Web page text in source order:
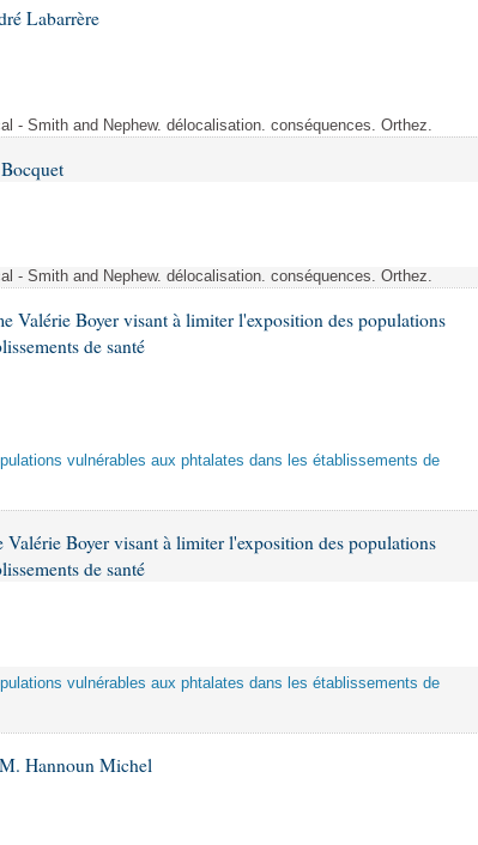
Labarrère
- Smith and Nephew. délocalisation. conséquences. Orthez.
- Smith and Nephew. délocalisation. conséquences. Orthez.
Valérie Boyer visant à limiter l'exposition des populations
de santé
vulnérables aux phtalates dans les établissements de
Boyer visant à limiter l'exposition des populations
de santé
vulnérables aux phtalates dans les établissements de
Hannoun Michel